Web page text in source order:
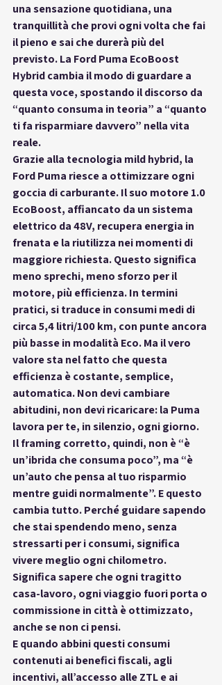
una sensazione quotidiana, una
tranquillità che provi ogni volta che fai
il pieno e sai che durerà più del
previsto. La Ford Puma EcoBoost
Hybrid cambia il modo di guardare a
questa voce, spostando il discorso da
“quanto consuma in teoria” a “quanto
ti fa risparmiare davvero” nella vita
reale.
Grazie alla tecnologia mild hybrid, la
Ford Puma riesce a ottimizzare ogni
goccia di carburante. Il suo motore 1.0
EcoBoost, affiancato da un sistema
elettrico da 48V, recupera energia in
frenata e la riutilizza nei momenti di
maggiore richiesta. Questo significa
meno sprechi, meno sforzo per il
motore, più efficienza. In termini
pratici, si traduce in consumi medi di
circa 5,4 litri/100 km, con punte ancora
più basse in modalità Eco. Ma il vero
valore sta nel fatto che questa
efficienza è costante, semplice,
automatica. Non devi cambiare
abitudini, non devi ricaricare: la Puma
lavora per te, in silenzio, ogni giorno.
Il framing corretto, quindi, non è “è
un’ibrida che consuma poco”, ma “è
un’auto che pensa al tuo risparmio
mentre guidi normalmente”. E questo
cambia tutto. Perché guidare sapendo
che stai spendendo meno, senza
stressarti per i consumi, significa
vivere meglio ogni chilometro.
Significa sapere che ogni tragitto
casa-lavoro, ogni viaggio fuori porta o
commissione in città è ottimizzato,
anche se non ci pensi.
E quando abbini questi consumi
contenuti ai benefici fiscali, agli
incentivi, all’accesso alle ZTL e ai